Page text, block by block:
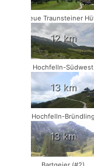
Neue Traunsteiner
12 km
Hochfelln-Südwest
13 km
Hochfelln-Bründling
13 km